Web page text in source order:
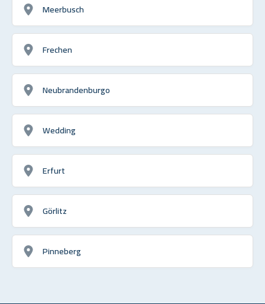
Meerbusch
Frechen
Neubrandenburgo
Wedding
Erfurt
Görlitz
Pinneberg